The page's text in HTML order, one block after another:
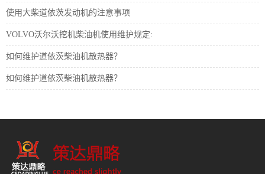
使用大柴道依茨发动机的注意事项
VOLVO沃尔沃挖机柴油机使用维护规定:
如何维护道依茨柴油机散热器？
如何维护道依茨柴油机散热器？